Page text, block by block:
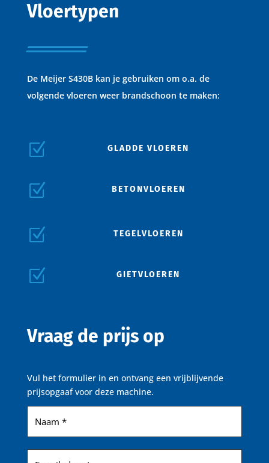
Vloertypen
De Meijer S430B kan je gebruiken om o.a. de
volgende vloeren weer brandschoon te maken:
Z GLADDE VLOEREN
Z BETONVLOEREN
Z TEGELVLOEREN
Z GIETVLOEREN
Vraag de prijs op
Vul het formulier in en ontvang een vrijblijvende
prijsopgaaf voor deze machine.
(Vereist)